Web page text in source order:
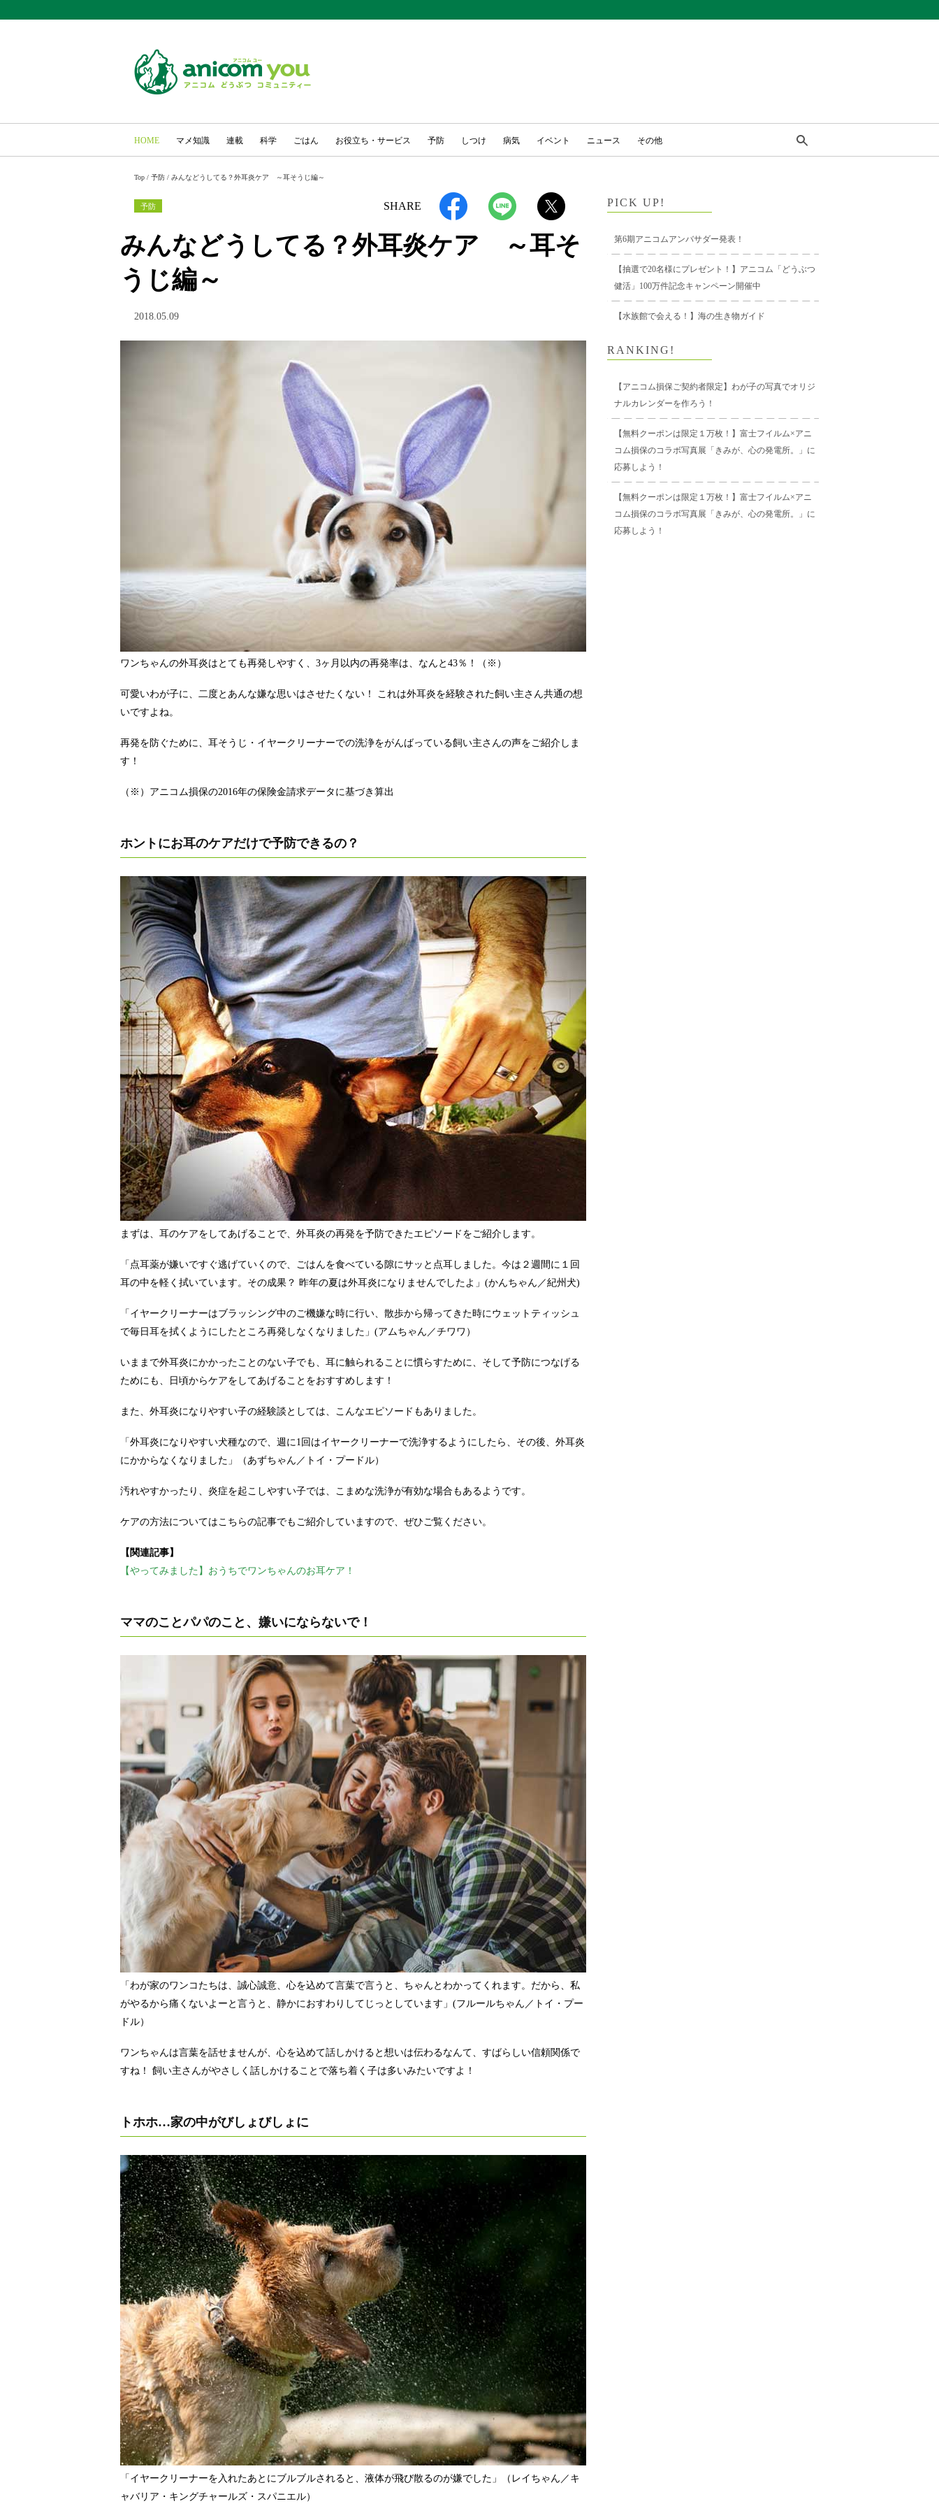
HOME マメ知識 連載 科学 ごはん お役立ち・サービス 予防 しつけ 病気 イベント ニュース その他
Top / 予防 / みんなどうしてる？外耳炎ケア ～耳そうじ編～
SHARE
予防
みんなどうしてる？外耳炎ケア ～耳そ
うじ編～
2018.05.09
ワンちゃんの外耳炎はとても再発しやすく、3ヶ月以内の再発率は、なんと43％！（※）
可愛いわが子に、二度とあんな嫌な思いはさせたくない！ これは外耳炎を経験された飼い主さん共通の想
いですよね。
再発を防ぐために、耳そうじ・イヤークリーナーでの洗浄をがんばっている飼い主さんの声をご紹介しま
す！
（※）アニコム損保の2016年の保険金請求データに基づき算出
ホントにお耳のケアだけで予防できるの？
まずは、耳のケアをしてあげることで、外耳炎の再発を予防できたエピソードをご紹介します。
「点耳薬が嫌いですぐ逃げていくので、ごはんを食べている隙にサッと点耳しました。今は２週間に１回
耳の中を軽く拭いています。その成果？ 昨年の夏は外耳炎になりませんでしたよ」(かんちゃん／紀州犬)
「イヤークリーナーはブラッシング中のご機嫌な時に行い、散歩から帰ってきた時にウェットティッシュ
で毎日耳を拭くようにしたところ再発しなくなりました」(アムちゃん／チワワ）
いままで外耳炎にかかったことのない子でも、耳に触られることに慣らすために、そして予防につなげる
ためにも、日頃からケアをしてあげることをおすすめします！
また、外耳炎になりやすい子の経験談としては、こんなエピソードもありました。
「外耳炎になりやすい犬種なので、週に1回はイヤークリーナーで洗浄するようにしたら、その後、外耳炎
にかからなくなりました」（あずちゃん／トイ・プードル）
汚れやすかったり、炎症を起こしやすい子では、こまめな洗浄が有効な場合もあるようです。
ケアの方法についてはこちらの記事でもご紹介していますので、ぜひご覧ください。
【関連記事】
【やってみました】おうちでワンちゃんのお耳ケア！
ママのことパパのこと、嫌いにならないで！
「わが家のワンコたちは、誠心誠意、心を込めて言葉で言うと、ちゃんとわかってくれます。だから、私
がやるから痛くないよーと言うと、静かにおすわりしてじっとしています」(フルールちゃん／トイ・プー
ドル）
ワンちゃんは言葉を話せませんが、心を込めて話しかけると想いは伝わるなんて、すばらしい信頼関係で
すね！ 飼い主さんがやさしく話しかけることで落ち着く子は多いみたいですよ！
トホホ…家の中がびしょびしょに
「イヤークリーナーを入れたあとにブルブルされると、液体が飛び散るのが嫌でした」（レイちゃん／キ
ャバリア・キングチャールズ・スパニエル）
PICK UP!
第6期アニコムアンバサダー発表！
【抽選で20名様にプレゼント！】アニコム「どうぶつ
健活」100万件記念キャンペーン開催中
【水族館で会える！】海の生き物ガイド
RANKING!
【アニコム損保ご契約者限定】わが子の写真でオリジ
ナルカレンダーを作ろう！
【無料クーポンは限定１万枚！】富士フイルム×アニ
コム損保のコラボ写真展「きみが、心の発電所。」に
応募しよう！
【無料クーポンは限定１万枚！】富士フイルム×アニ
コム損保のコラボ写真展「きみが、心の発電所。」に
応募しよう！